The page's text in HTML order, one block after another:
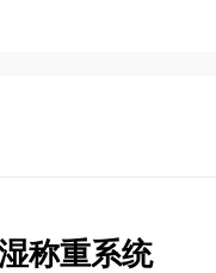
称重系统